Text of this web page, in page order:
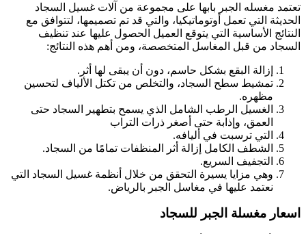
تعتمد مغسله الجبر بابها على مجموعة من آلات غسيل السجاد
الحديثة التي تعمل أوتوماتيكيا، والتي قد تم تصميمها، لتتوافق مع
النتائج الأساسية التي يتوقع العميل الحصول عليها عند تنظيف
السجاد من قبل المغاسل المتخصصة، ومن أهم هذه النتائج:
إزالة البقع بشكل حاسم، دون أن يبقى لها أثر.
تمشيط سطح السجاد، والتخلص من تكتل الألياف لتحسين
مظهره.
الغسيل الرطب الشامل الذي يسمح بتطهير السجاد حتى
العمق، وإذابة حتى أصغر ذرات التراب
التي ترسبت في أليافه.
الشطف الكامل إزالة أثر المنظفات تمامًا من السجاد.
التجفيف السريع.
وهي مزايا يسيرة التحقق من خلال أنظمة غسيل السجاد التي
نعتمد عليها في مغاسل الجبر بالرياض.
اسعار مغسلة الجبر للسجاد